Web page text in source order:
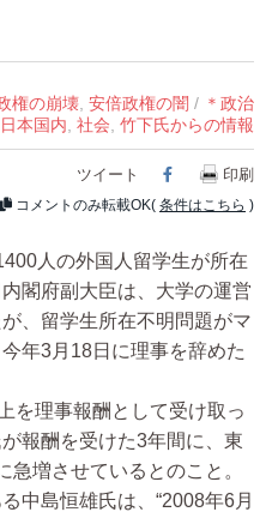
権の崩壊 安倍政権の闇 / ＊政治
日本国内 社会 竹下氏からの情報
ツイート Facebook
印刷
コメントのみ転載OK( 条件はこちら )
人の外国人留学生が所在
閣府副大臣は、大学の運営
、留学生所在不明問題がマ
年3月18日に理事を辞めた
を理事報酬として受け取っ
報酬を受けた3年間に、東
増させているとのこと。
中島恒雄氏は、“2008年6月